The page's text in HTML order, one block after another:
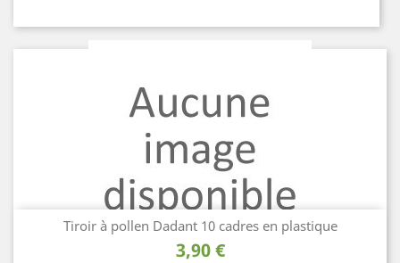
Tiroir à pollen Dadant 10 cadres en plastique
Prix
3,90 €